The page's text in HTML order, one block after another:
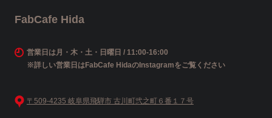
FabCafe Hida
営業日は月・木・土・日曜日 / 11:00-16:00
※詳しい営業日はFabCafe HidaのInstagramをご覧ください
〒509-4235 岐阜県飛騨市 古川町弐之町６番１７号